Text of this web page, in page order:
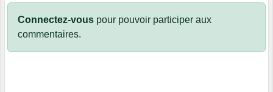
Connectez-vous pour pouvoir participer aux
commentaires.